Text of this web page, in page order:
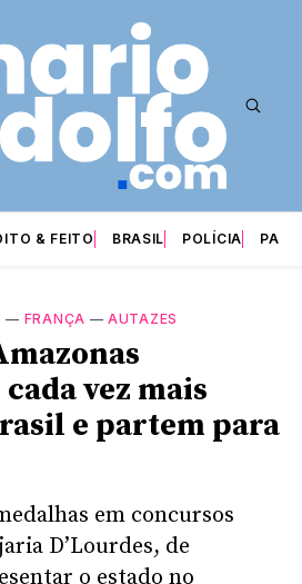
& FEITO BRASIL POLÍCIA
— FRANÇA —AUTAZES
vez mais
e partem para
em concursos
D’Lourdes, de
o estado no